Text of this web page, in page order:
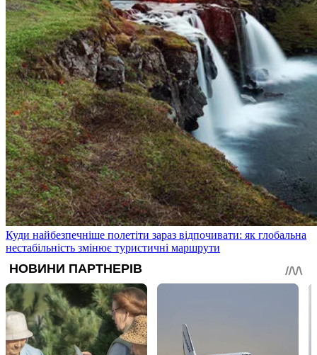
Куди найбезпечніше полетіти зараз відпочивати: як глобальна
нестабільність змінює туристичні маршрути